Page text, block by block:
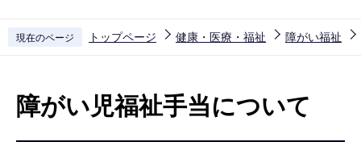
現在のページ トップページ 健康・医療・福祉 障がい福祉
障がい児福祉手当について